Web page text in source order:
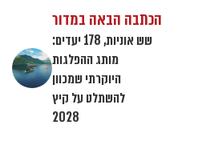
הכתבה הבאה במדור
שש אוניות, 178 יעדים:
מותג ההפלגות
היוקרתי שמכוון
להשתלט על קיץ
2028